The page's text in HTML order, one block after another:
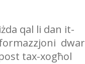
qal li dan it-
dwar
tax-xogħol